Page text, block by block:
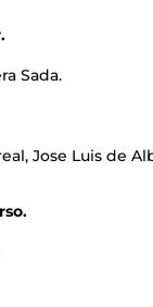
Sada.
Jose Luis de